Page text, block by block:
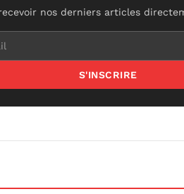
nos derniers articles
S'INSCRIRE